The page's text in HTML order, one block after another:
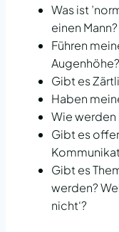
Was ist
einen Mann?
Führen
Augenhöhe?
Gibt es
Haben
Wie
Gibt es
Gibt es
werden?
nicht‘?